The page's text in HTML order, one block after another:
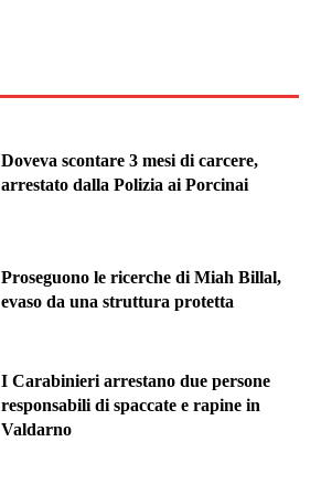
Doveva scontare 3 mesi di carcere,
arrestato dalla Polizia ai Porcinai
Proseguono le ricerche di Miah Billal,
evaso da una struttura protetta
I Carabinieri arrestano due persone
responsabili di spaccate e rapine in
Valdarno